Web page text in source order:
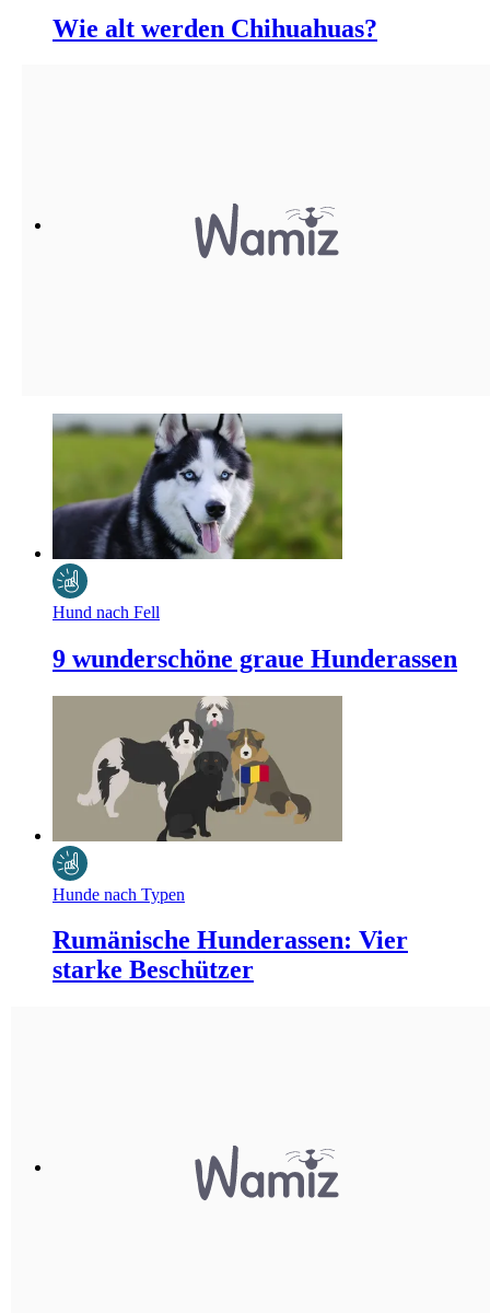
Wie alt werden Chihuahuas?
Hund nach Fell
9 wunderschöne graue Hunderassen
Hunde nach Typen
Rumänische Hunderassen: Vier
starke Beschützer